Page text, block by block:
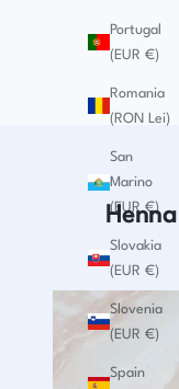
Portugal
(EUR €)
Romania
(RON Lei)
San
Marino
(EUR €)
Slovakia
(EUR €)
Slovenia
(EUR €)
Spain